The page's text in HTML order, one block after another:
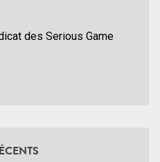
des Serious Game